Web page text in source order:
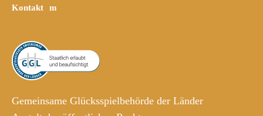
Kontakt
Gemeinsame Glücksspielbehörde der Länder